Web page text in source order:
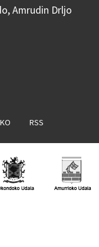
Amrudin Drljo
RSS